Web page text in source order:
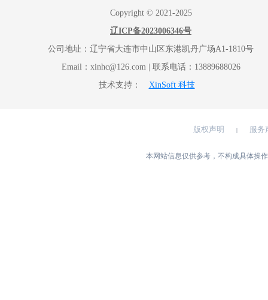
Copyright © 2021-2025
辽ICP备2023006346号
公司地址：辽宁省大连市中山区东港凯丹广场A1-1810号
Email：xinhc@126.com | 联系电话：13889688026
技术支持：
XinSoft 科技
版权声明 | 服务
本网站信息仅供参考，不构成具体操